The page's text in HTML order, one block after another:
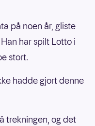
på noen år, gliste
har spilt Lotto i
stort.
hadde gjort denne
trekningen, og det